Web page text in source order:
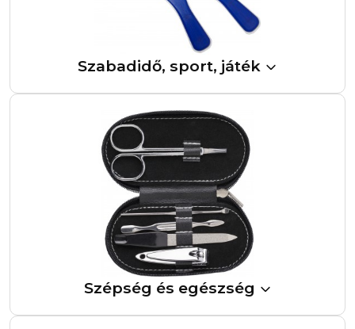
Szabadidő, sport, játék
Szépség és egészség